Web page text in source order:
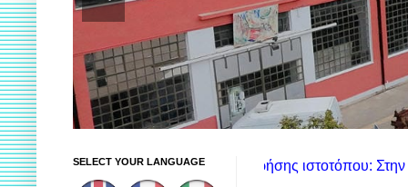
Οδηγίες χρήσης ιστοτόπου: Στην αριστερή στήλη θα
SELECT YOUR LANGUAGE